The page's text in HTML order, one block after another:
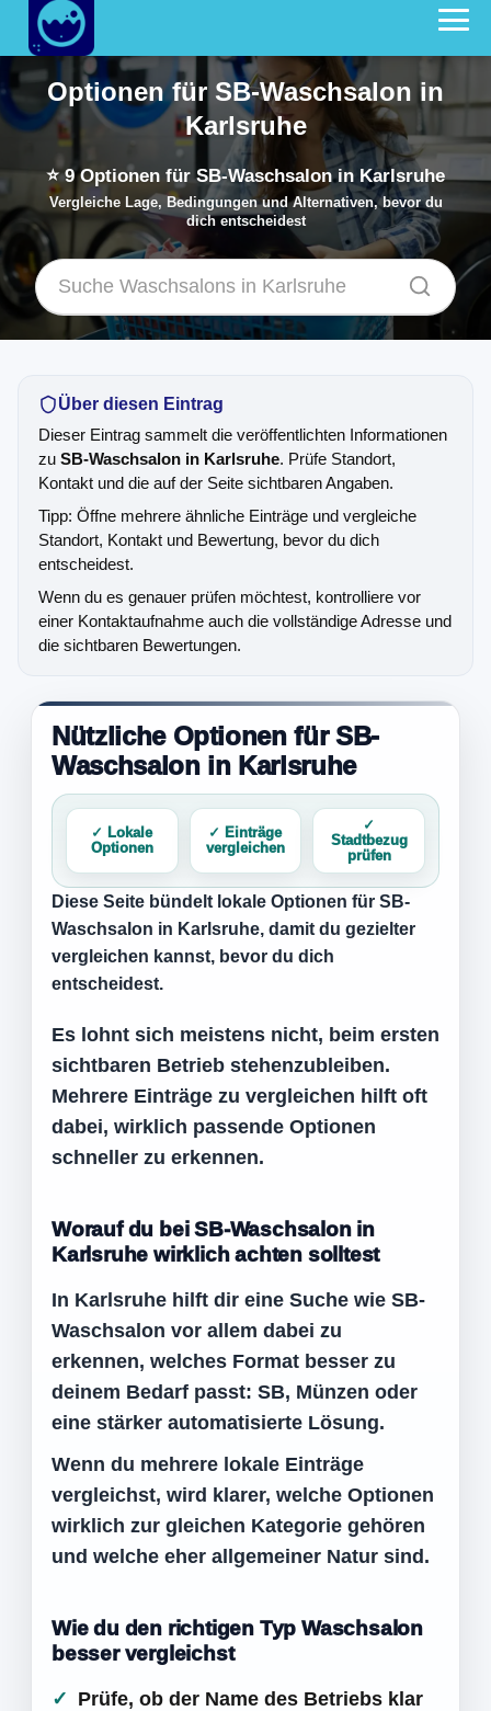
Optionen für SB-Waschsalon in
Karlsruhe
⭐9Optionen für SB-Waschsalon in Karlsruhe
Vergleiche Lage, Bedingungen und Alternativen, bevor du
dich entscheidest
Über diesen Eintrag
Dieser Eintrag sammelt die veröffentlichten Informationen
zu SB-Waschsalon in Karlsruhe. Prüfe Standort,
Kontakt und die auf der Seite sichtbaren Angaben.
Tipp: Öffne mehrere ähnliche Einträge und vergleiche
Standort, Kontakt und Bewertung, bevor du dich
entscheidest.
Wenn du es genauer prüfen möchtest, kontrolliere vor
einer Kontaktaufnahme auch die vollständige Adresse und
die sichtbaren Bewertungen.
Nützliche Optionen für SB-
Waschsalon in Karlsruhe
✓ Lokale
Optionen
✓ Einträge
vergleichen
✓
Stadtbezug
prüfen
Diese Seite bündelt lokale Optionen für SB-
Waschsalon in Karlsruhe, damit du gezielter
vergleichen kannst, bevor du dich
entscheidest.
Es lohnt sich meistens nicht, beim ersten
sichtbaren Betrieb stehenzubleiben.
Mehrere Einträge zu vergleichen hilft oft
dabei, wirklich passende Optionen
schneller zu erkennen.
Worauf du bei SB-Waschsalon in
Karlsruhe wirklich achten solltest
In Karlsruhe hilft dir eine Suche wie SB-
Waschsalon vor allem dabei zu
erkennen, welches Format besser zu
deinem Bedarf passt: SB, Münzen oder
eine stärker automatisierte Lösung.
Wenn du mehrere lokale Einträge
vergleichst, wird klarer, welche Optionen
wirklich zur gleichen Kategorie gehören
und welche eher allgemeiner Natur sind.
Wie du den richtigen Typ Waschsalon
besser vergleichst
Prüfe, ob der Name des Betriebs klar